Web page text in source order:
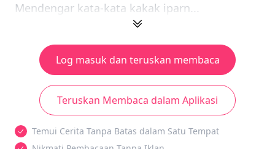
Mendengar kata-kata kakak iparn...
Log masuk dan teruskan membaca
Teruskan Membaca dalam Aplikasi
Temui Cerita Tanpa Batas dalam Satu Tempat